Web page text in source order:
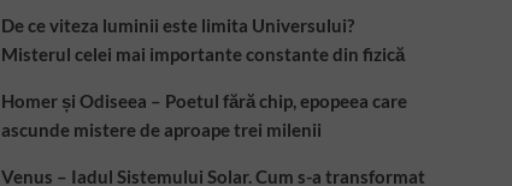
De ce viteza luminii este limita Universului?
Misterul celei mai importante constante din fizică
Homer și Odiseea – Poetul fără chip, epopeea care
ascunde mistere de aproape trei milenii
Venus – Iadul Sistemului Solar. Cum s-a transformat